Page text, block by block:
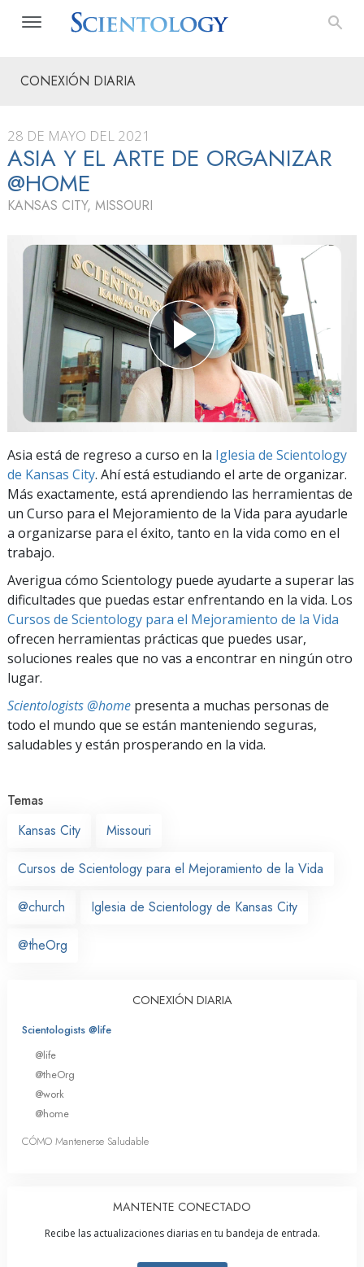
CONEXIÓN DIARIA
28 DE MAYO DEL 2021
ASIA Y EL ARTE DE ORGANIZAR
@HOME
KANSAS CITY, MISSOURI
Asia está de regreso a curso en la Iglesia de Scientology
de Kansas City. Ahí está estudiando el arte de organizar.
Más exactamente, está aprendiendo las herramientas de
un Curso para el Mejoramiento de la Vida para ayudarle
a organizarse para el éxito, tanto en la vida como en el
trabajo.
Averigua cómo Scientology puede ayudarte a superar las
dificultades que puedas estar enfrentando en la vida. Los
Cursos de Scientology para el Mejoramiento de la Vida
ofrecen herramientas prácticas que puedes usar,
soluciones reales que no vas a encontrar en ningún otro
lugar.
Scientologists @home presenta a muchas personas de
todo el mundo que se están manteniendo seguras,
saludables y están prosperando en la vida.
Temas
Kansas City
Missouri
Cursos de Scientology para el Mejoramiento de la Vida
@church Iglesia de Scientology de Kansas City
@theOrg
CONEXIÓN DIARIA
Scientologists @life
@life
@theOrg
@work
@home
CÓMO Mantenerse Saludable
MANTENTE CONECTADO
Recibe las actualizaciones diarias en tu bandeja de entrada.